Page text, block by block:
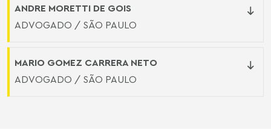
ANDRE MORETTI DE GOIS
ADVOGADO / SÃO PAULO
MARIO GOMEZ CARRERA NETO
ADVOGADO / SÃO PAULO